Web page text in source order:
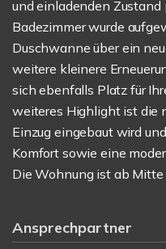
und einladenden Zustand
Badezimmer wurde
Duschwanne über ein
weitere kleinere
sich ebenfalls Platz für
weiteres Highlight ist die
Einzug eingebaut wird
Komfort sowie eine
Die Wohnung ist ab Mitte
Ansprechpartner